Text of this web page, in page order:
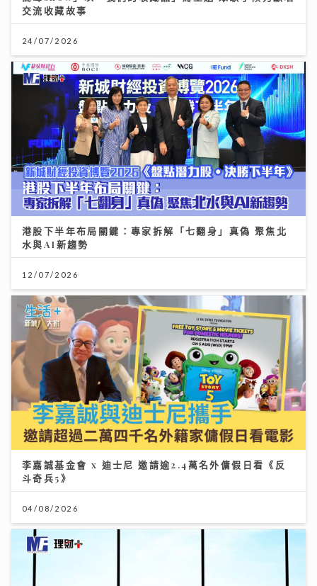
交流收藏故事
24/07/2026
港股下半年布局關鍵：專家拆解「七翻身」真偽 聚焦北
水與AI新趨勢
12/07/2026
李嘉誠基金會 x 迪士尼 邀請逾2.4萬名外傭假日看《反
斗奇兵5》
04/08/2026